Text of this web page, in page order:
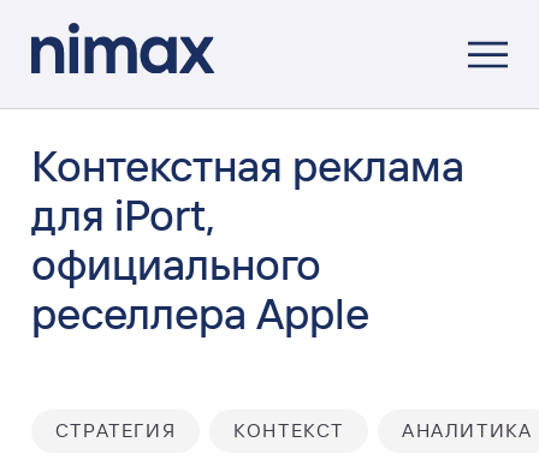
Контекстная реклама
для iPort,
официального
реселлера Apple
СТРАТЕГИЯ КОНТЕКСТ АНАЛИТИКА